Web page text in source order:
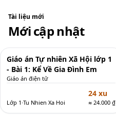
Tài liệu mới
Mới cập nhật
Giáo án Tự nhiên Xã Hội lớp 1
- Bài 1: Kể Về Gia Đình Em
Giáo án điện tử
Lớp 1·Tu Nhien Xa Hoi
24 xu
≈ 24.000 ₫